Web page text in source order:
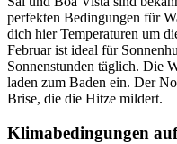
perfekten Bedingungen für
dich hier Temperaturen um
Februar ist ideal für
Sonnenstunden täglich. Die
laden zum Baden ein. Der
Brise, die die Hitze mildert.
Klimabedingungen